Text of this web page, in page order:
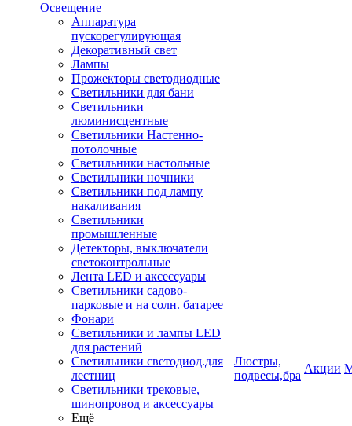
Освещение
Аппаратура
пускорегулирующая
Декоративный свет
Лампы
Прожекторы светодиодные
Светильники для бани
Светильники
люминисцентные
Светильники Настенно-
потолочные
Светильники настольные
Светильники ночники
Светильники под лампу
накаливания
Светильники
промышленные
Детекторы, выключатели
светоконтрольные
Лента LED и аксессуары
Светильники садово-
парковые и на солн. батарее
Фонари
Светильники и лампы LED
для растений
Светильники светодиод.для
лестниц
Светильники трековые,
шинопровод и аксессуары
Ещё
Люстры,
подвесы,бра
Акции